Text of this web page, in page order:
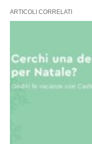
ARTICOLI CORRELATI